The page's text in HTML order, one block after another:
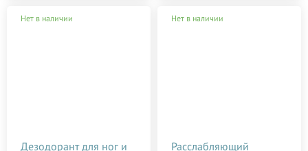
Нет в наличии
Дезодорант для ног и
Нет в наличии
Расслабляющий